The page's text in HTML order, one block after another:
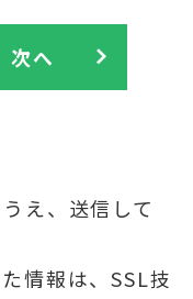
次へ
え、送信して
情報は、SSL技